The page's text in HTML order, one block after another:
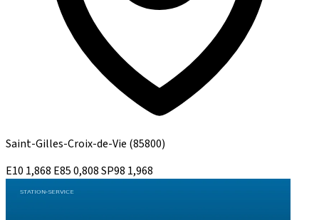
Saint-Gilles-Croix-de-Vie (85800)
E10 1,868 E850,808SP98 1,968